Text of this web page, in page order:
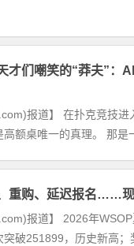
才们嘲笑的“莽夫”：
报道】 在扑克竞技
额桌唯一的真理。 那
重购、延迟报名……
报道】 2026年
突破251899，历史新高